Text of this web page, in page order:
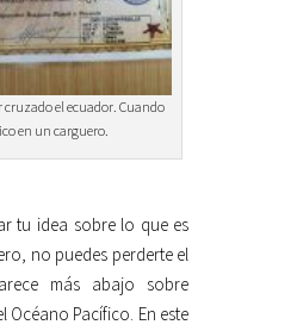
el ecuador. Cuando
en un carguero.
tu idea sobre lo que es
no puedes perderte el
más abajo sobre
Océano Pacífico. En este